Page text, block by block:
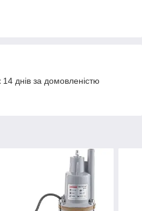
днів за домовленістю